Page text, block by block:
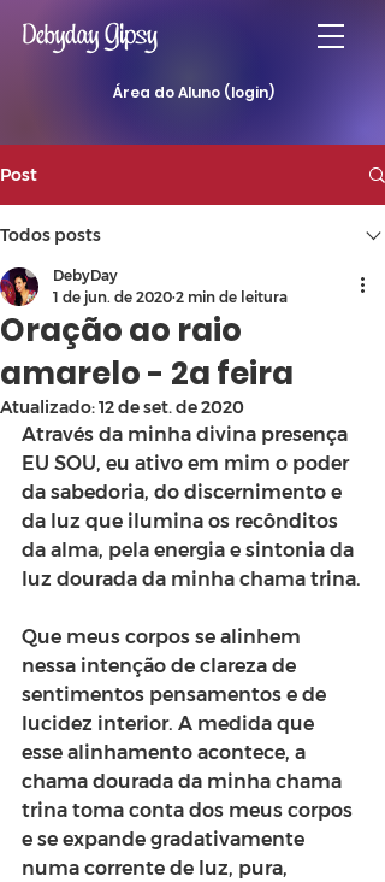
Área do Aluno (login)
Post
Todos posts
Oração ao raio
amarelo - 2a feira
DebyDay
1 de jun. de 2020 2 min de leitura
Atualizado:12 de set. de 2020
Através da minha divina presença
EU SOU, eu ativo em mim o poder
da sabedoria, do discernimento e
da luz que ilumina os recônditos
da alma, pela energia e sintonia da
luz dourada da minha chama trina.
Que meus corpos se alinhem
nessa intenção de clareza de
sentimentos pensamentos e de
lucidez interior. A medida que
esse alinhamento acontece, a
chama dourada da minha chama
trina toma conta dos meus corpos
e se expande gradativamente
numa corrente de luz, pura,